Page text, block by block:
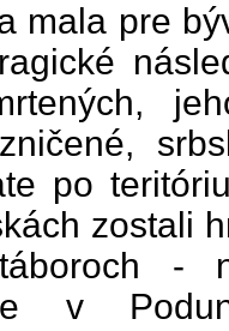
mala pre
po
zostali
-
v